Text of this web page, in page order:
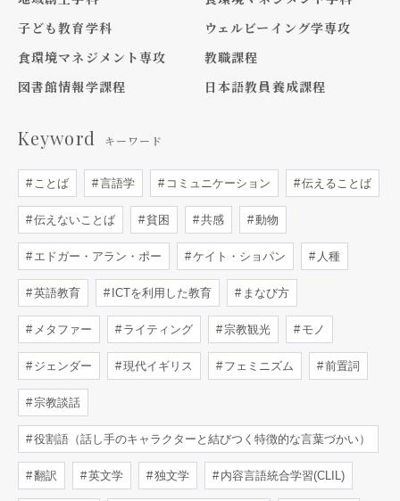
子ども教育学科
ウェルビーイング学専攻
食環境マネジメント専攻
教職課程
図書館情報学課程
日本語教員養成課程
Keyword キーワード
ことば 言語学 コミュニケーション 伝えることば
伝えないことば 貧困 共感 動物
エドガー・アラン・ポー ケイト・ショパン 人種
英語教育 ICTを利用した教育 まなび方
メタファー ライティング 宗教観光 モノ
ジェンダー 現代イギリス フェミニズム 前置詞
宗教談話
役割語（話し手のキャラクターと結びつく特徴的な言葉づかい）
翻訳 英文学 独文学 内容言語統合学習(CLIL)